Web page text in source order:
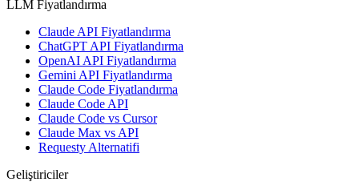
LLM Fiyatlandırma
Claude API Fiyatlandırma
ChatGPT API Fiyatlandırma
OpenAI API Fiyatlandırma
Gemini API Fiyatlandırma
Claude Code Fiyatlandırma
Claude Code API
Claude Code vs Cursor
Claude Max vs API
Requesty Alternatifi
Geliştiriciler